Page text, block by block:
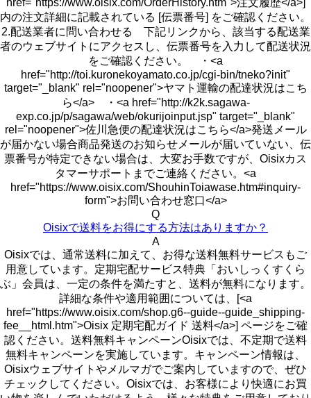
href="https://www.oisix.com/OrderHistory.htm">注文履歴</a>]
内の注文詳細に記載されている [伝票番号] をご確認ください。
2.配送業者に問い合わせる 下記リンクから、該当する配送業
者のウェブサイトにアクセスし、伝票番号を入力して配送状況
をご確認ください。 ・<a
href="http://toi.kuronekoyamato.co.jp/cgi-bin/tneko?init"
target="_blank" rel="noopener">ヤマト運輸の配達状況はこち
ら</a> ・<a href="http://k2k.sagawa-
exp.co.jp/p/sagawa/web/okurijoinput.jsp" target="_blank"
rel="noopener">佐川急便の配達状況はこちら</a>発送メール
が届かない場合商品発送のお知らせメールが届いていない、伝
票番号が特定できない場合は、大変お手数ですが、Oisixカス
タマーサポートまでご連絡ください。<a
href="https://www.oisix.com/ShouhinToiawase.htm#inquiry-
form">お問い合わせ窓口</a>
Q
Oisixで送料をお得にする方法はありますか？
A
Oisixでは、通常送料に加えて、お得な送料無料サービスもご
用意しています。定期宅配サービス特典「おいしっくすくら
ぶ」会員は、一定の条件を満たすと、送料が無料になります。
詳細な条件や適用範囲については、[<a
href="https://www.oisix.com/shop.g6--guide--guide_shipping-
fee__html.htm">Oisix 定期宅配ガイド 送料</a>] ページをご確
認ください。送料無料キャンペーンOisixでは、不定期で送料
無料キャンペーンを実施しています。キャンペーン情報は、
Oisixウェブサイトやメルマガでご案内していますので、ぜひ
チェックしてください。Oisixでは、お客様により快適にお買